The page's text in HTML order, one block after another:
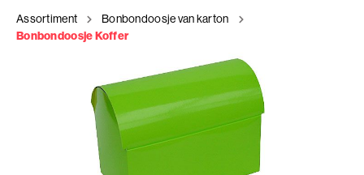
Assortiment
Bonbondoosje van karton
Bonbondoosje Koffer